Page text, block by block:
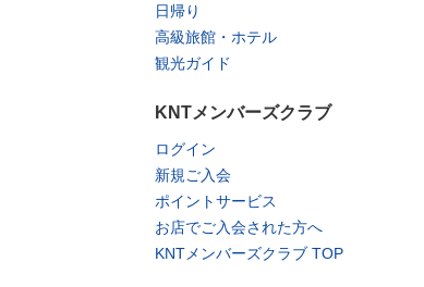
日帰り
高級旅館・ホテル
観光ガイド
KNTメンバーズクラブ
ログイン
新規ご入会
ポイントサービス
お店でご入会された方へ
KNTメンバーズクラブ TOP